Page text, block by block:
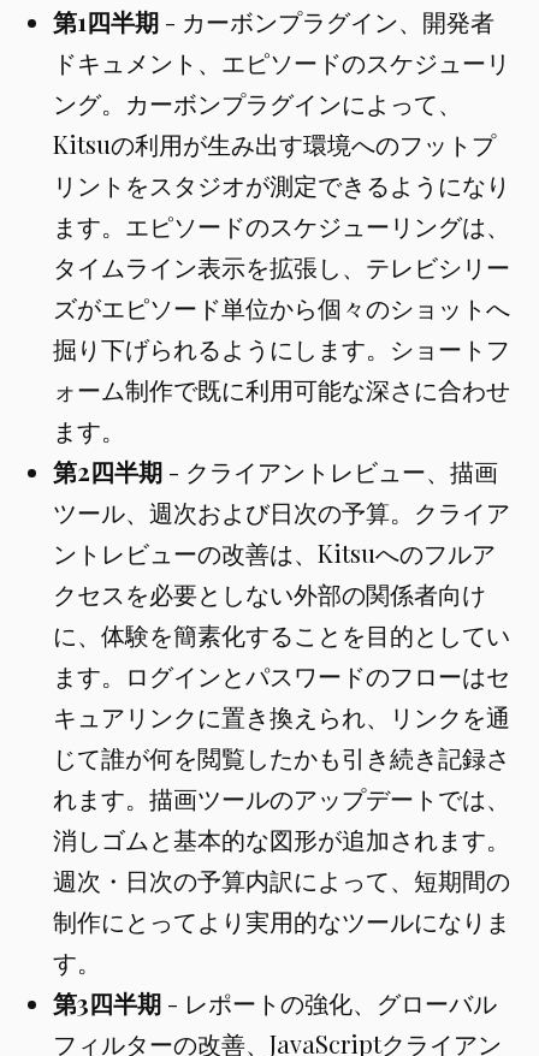
第1四半期 - カーボンプラグイン、開発者
ドキュメント、エピソードのスケジューリ
ング。カーボンプラグインによって、
Kitsuの利用が生み出す環境へのフットプ
リントをスタジオが測定できるようになり
ます。エピソードのスケジューリングは、
タイムライン表示を拡張し、テレビシリー
ズがエピソード単位から個々のショットへ
掘り下げられるようにします。ショートフ
ォーム制作で既に利用可能な深さに合わせ
ます。
第2四半期 - クライアントレビュー、描画
ツール、週次および日次の予算。クライア
ントレビューの改善は、Kitsuへのフルア
クセスを必要としない外部の関係者向け
に、体験を簡素化することを目的としてい
ます。ログインとパスワードのフローはセ
キュアリンクに置き換えられ、リンクを通
じて誰が何を閲覧したかも引き続き記録さ
れます。描画ツールのアップデートでは、
消しゴムと基本的な図形が追加されます。
週次・日次の予算内訳によって、短期間の
制作にとってより実用的なツールになりま
す。
第3四半期 - レポートの強化、グローバル
フィルターの改善、JavaScriptクライアン